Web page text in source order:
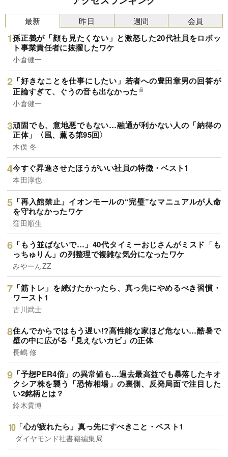
最新
孫正義が「顔も見たくない」と激怒した20代社員をロボッ
ト事業責任者に抜擢したワケ
小倉健一
「好きなことを仕事にしたい」若者への豊田章男の回答が
正論すぎて、ぐうの音も出なかった
小倉健一
頑固でも、意地悪でもない…融通が利かない人の「納得の
正体」〈風、薫る第95回〉
木俣 冬
今すぐ昇進させたほうがいい社員の特徴・ベスト1
本田淳也
「再入館禁止」イオンモールの“完璧”なマニュアルが人命
を守れなかったワケ
窪田順生
「もう並ばないで…」40代タイミーおじさんがミスド「も
っちゅりん」の列整理で複雑な気分になったワケ
みやーんZZ
「筋トレ」を続けたかったら、真っ先にやめるべき習慣・
ワースト1
古川武士
住んでからではもう遅い!?高性能な家ほど危ない…酷暑で
壁の中に広がる「見えないカビ」の正体
長嶋 修
「予想PER4倍」の異常値も…過去最高益でも暴落したキオ
クシア株を襲う「恐怖相場」の裏側、反発局面で注目した
い2銘柄とは？
鈴木貴博
「心が疲れたら」真っ先にすべきこと・ベスト1
ダイヤモンド社書籍編集局
昨日 週間 会員